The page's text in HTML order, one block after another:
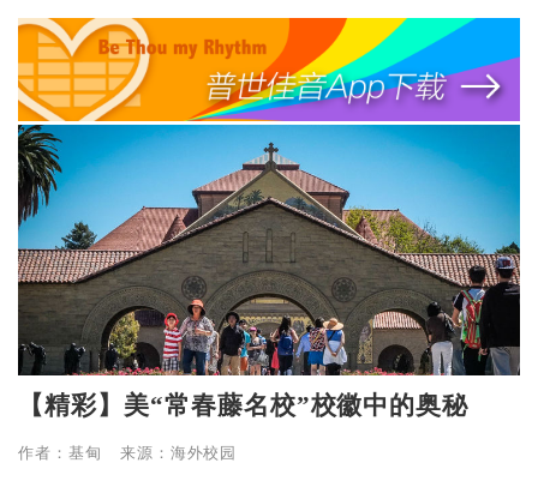
【精彩】美“常春藤名校”校徽中的奥秘
作者：基甸 来源：海外校园